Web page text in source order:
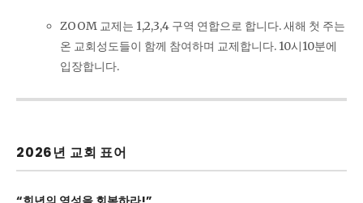
ZOOM 교제는 1,2,3,4 구역 연합으로 합니다. 새해 첫 주는
온 교회성도들이 함께 참여하며 교제합니다. 10시10분에
입장합니다.
2026년 교회 표어